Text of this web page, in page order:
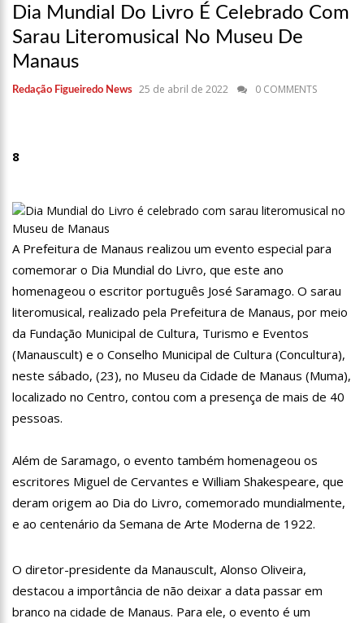
12:49
Padrasto é pego assinando OnlyFans de enteada: “Me via
fazendo sexo”
12:24 Vídeo de Zezé di Camargo desafinando viraliza e fãs
11:43
Postos serão fiscalizados para garantir queda nos preços,
diz ministro
feira, 18/5
10:49 Wilson Lima anuncia implantação de centro integrado para
atender crianças e adolescentes vítimas de violência
13:24 Dia Mundial da Hipertensão: SES-AM orienta sobre
prevenção e tratamento adequado da doença
Professores do AM entram em greve e cobram reajuste
salarial de 25%
13:14 Boi Caprichoso lança vídeos gravados pelos dançarinos da
Troup Caprichoso e Corpo de Dança Caprichoso (CDC)
13:07 Greve de ônibus é suspensa a pedido do prefeito de
sentiu
12:37 Agenor Tupinambá fala sobre namoro com Lucas: “Não
houve traição”
12:23 Influenciadora e ex são encontrados mortos em carro no
casamento viraliza: “Filho da put*! Nojento!”
14:52 Procon-AM orienta população que Lei do Troco é válida e
deve ser respeitada
Dia Mundial Do Livro É Celebrado Com
Sarau Literomusical No Museu De
Manaus
Redação Figueiredo News 25 de abril de 2022 0 COMMENTS
8
A Prefeitura de Manaus realizou um evento especial para
comemorar o Dia Mundial do Livro, que este ano
homenageou o escritor português José Saramago. O sarau
literomusical, realizado pela Prefeitura de Manaus, por meio
da Fundação Municipal de Cultura, Turismo e Eventos
(Manauscult) e o Conselho Municipal de Cultura (Concultura),
neste sábado, (23), no Museu da Cidade de Manaus (Muma),
localizado no Centro, contou com a presença de mais de 40
pessoas.
Além de Saramago, o evento também homenageou os
escritores Miguel de Cervantes e William Shakespeare, que
deram origem ao Dia do Livro, comemorado mundialmente,
e ao centenário da Semana de Arte Moderna de 1922.
O diretor-presidente da Manauscult, Alonso Oliveira,
destacou a importância de não deixar a data passar em
branco na cidade de Manaus. Para ele, o evento é um